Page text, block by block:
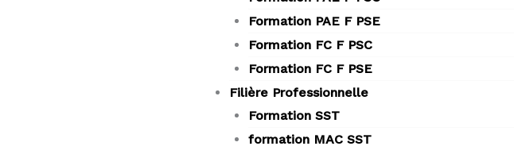
Formation PAE F PSE
Formation FC F PSC
Formation FC F PSE
Filière Professionnelle
Formation SST
formation MAC SST